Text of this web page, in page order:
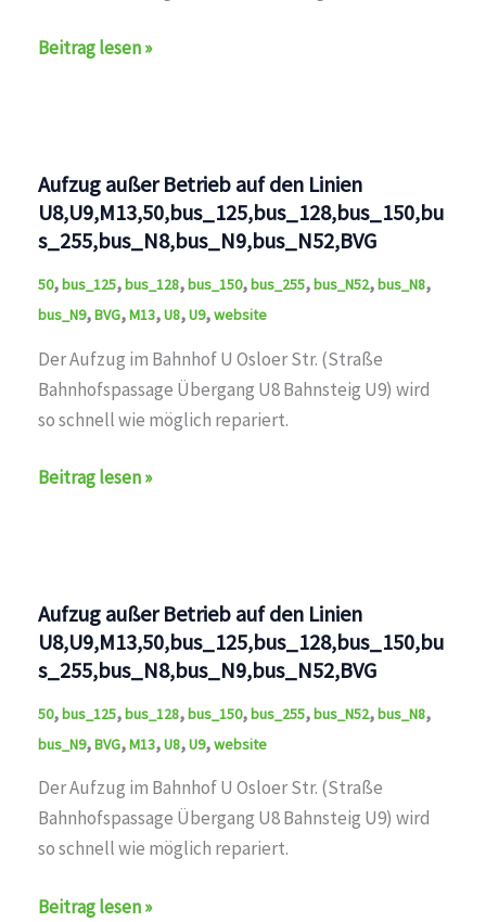
Die
Montag
bestreikt
auf
den
Linien
Beitrag lesen »
Aufzug außer Betrieb auf den Linien
U8,U9,M13,50,bus_125,bus_128,bus_150,bu
s_255,bus_N8,bus_N9,bus_N52,BVG
50,bus_125,bus_128,bus_150,bus_255,bus_N52,bus_N8,
bus_N9,BVG,M13,U8,U9,website
Der Aufzug im Bahnhof U Osloer Str. (Straße
Bahnhofspassage Übergang U8 Bahnsteig U9) wird
so schnell wie möglich repariert.
Aufzug
Linien
Beitrag lesen »
Aufzug außer Betrieb auf den Linien
U8,U9,M13,50,bus_125,bus_128,bus_150,bu
s_255,bus_N8,bus_N9,bus_N52,BVG
50,bus_125,bus_128,bus_150,bus_255,bus_N52,bus_N8,
bus_N9,BVG,M13,U8,U9,website
Der Aufzug im Bahnhof U Osloer Str. (Straße
Bahnhofspassage Übergang U8 Bahnsteig U9) wird
so schnell wie möglich repariert.
Aufzug
Beitrag lesen »